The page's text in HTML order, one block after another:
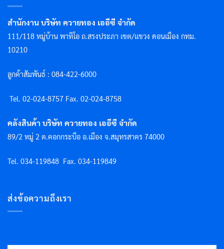
สำนักงาน บริษัท ควายทอง เออีซี จำกัด
111/118 หมู่บ้าน พาทิโอ ถ.สรงประภา เขต/แขวง ดอนเมือง กทม.
10210
ลูกค้าสัมพันธ์ : 084-422-6000
Tel. 02-024-8757 Fax. 02-024-8758
คลังสินค้า บริษัท ควายทอง เออีซี จำกัด
89/2 หมู่ 2 ต.คอกกระบือ อ.เมือง จ.สมุทรสาคร 74000
Tel. 034-119848 Fax. 034-119849
ส่งข้อความถึงเรา